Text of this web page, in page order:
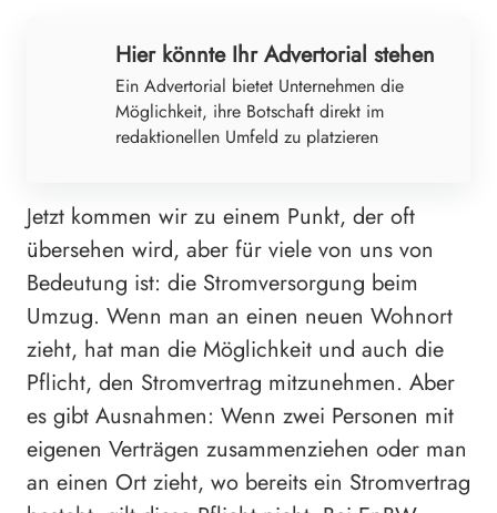
Hier könnte Ihr Advertorial stehen
Ein Advertorial bietet Unternehmen die
Möglichkeit, ihre Botschaft direkt im
redaktionellen Umfeld zu platzieren
Jetzt kommen wir zu einem Punkt, der oft
übersehen wird, aber für viele von uns von
Bedeutung ist: die Stromversorgung beim
Umzug. Wenn man an einen neuen Wohnort
zieht, hat man die Möglichkeit und auch die
Pflicht, den Stromvertrag mitzunehmen. Aber
es gibt Ausnahmen: Wenn zwei Personen mit
eigenen Verträgen zusammenziehen oder man
an einen Ort zieht, wo bereits ein Stromvertrag